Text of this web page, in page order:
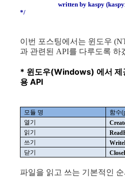
written by kaspy
*/
이번 포스팅에서는 윈도우
과 관련된 API를 다루도록 하
* 윈도우(Windows) 에서 제
용 API
모듈 명 함수
열기
읽기
쓰기
닫기
파일을 읽고 쓰는 기본적인